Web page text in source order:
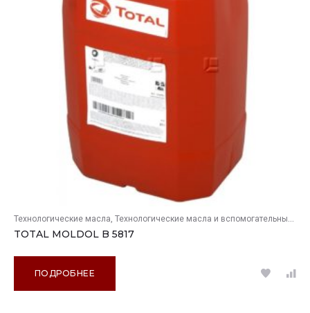
Технологические масла Технологические масла и вспомогательные продукты
TOTAL MOLDOL B 5817
ПОДРОБНЕЕ